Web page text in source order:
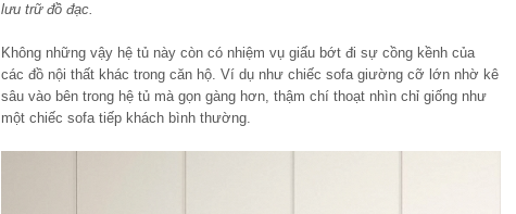
lưu trữ đồ đạc.
Không những vậy hệ tủ này còn có nhiệm vụ giấu bớt đi sự cồng kềnh của
các đồ nội thất khác trong căn hộ. Ví dụ như chiếc sofa giường cỡ lớn nhờ kê
sâu vào bên trong hệ tủ mà gọn gàng hơn, thậm chí thoạt nhìn chỉ giống như
một chiếc sofa tiếp khách bình thường.